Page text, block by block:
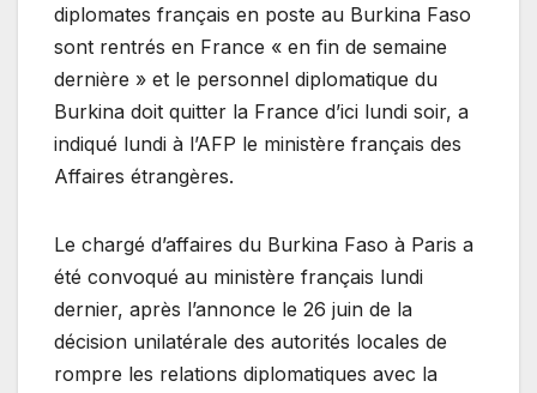
diplomates français en poste au Burkina Faso
sont rentrés en France « en fin de semaine
dernière » et le personnel diplomatique du
Burkina doit quitter la France d’ici lundi soir, a
indiqué lundi à l’AFP le ministère français des
Affaires étrangères.
Le chargé d’affaires du Burkina Faso à Paris a
été convoqué au ministère français lundi
dernier, après l’annonce le 26 juin de la
décision unilatérale des autorités locales de
rompre les relations diplomatiques avec la